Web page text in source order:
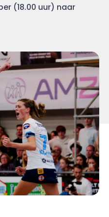
(18.00 uur) naar